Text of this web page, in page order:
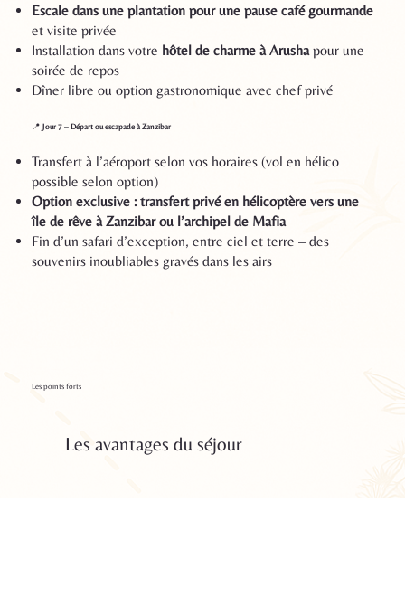
Escale dans une plantation pour une pause café gourmande
et visite privée
Installation dans votre hôtel de charme à Arushapour une
soirée de repos
Dîner libre ou option gastronomique avec chef privé
📍 Jour 7 – Départ ou escapade à Zanzibar
Transfert à l’aéroport selon vos horaires (vol en hélico
possible selon option)
Option exclusive : transfert privé en hélicoptère vers une
île de rêve à Zanzibar ou l’archipel de Mafia
Fin d’un safari d’exception, entre ciel et terre – des
souvenirs inoubliables gravés dans les airs
Les points forts
Les avantages du séjour